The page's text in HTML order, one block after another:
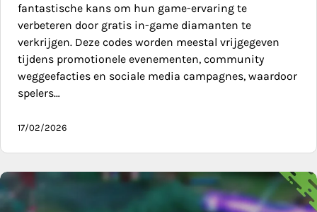
fantastische kans om hun game-ervaring te
verbeteren door gratis in-game diamanten te
verkrijgen. Deze codes worden meestal vrijgegeven
tijdens promotionele evenementen, community
weggeefacties en sociale media campagnes, waardoor
spelers…
17/02/2026